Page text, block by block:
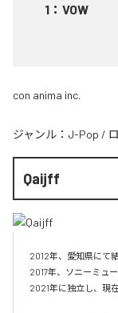
1 ： VOW
con anima inc.
ジャンル： J-Pop /
Qaijff
2012年、愛知県にて結
2017年、ソニーミュ
2021年に独立し、現